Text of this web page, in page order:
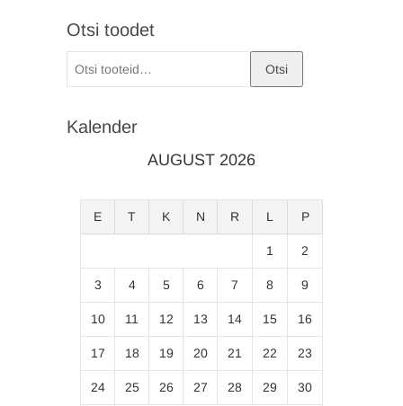
Otsi toodet
Otsi
Kalender
AUGUST 2026
E T K N R L P
1 2
3 4 5 6 7 8 9
10 11 12 13 14 15 16
17 18 19 20 21 22 23
24 25 26 27 28 29 30